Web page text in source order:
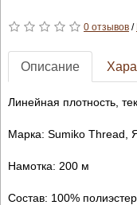
0 отзывов/
Описание
Линейная плотность,
Марка: Sumiko Thread,
Намотка: 200 м
Состав: 100% полиэстер